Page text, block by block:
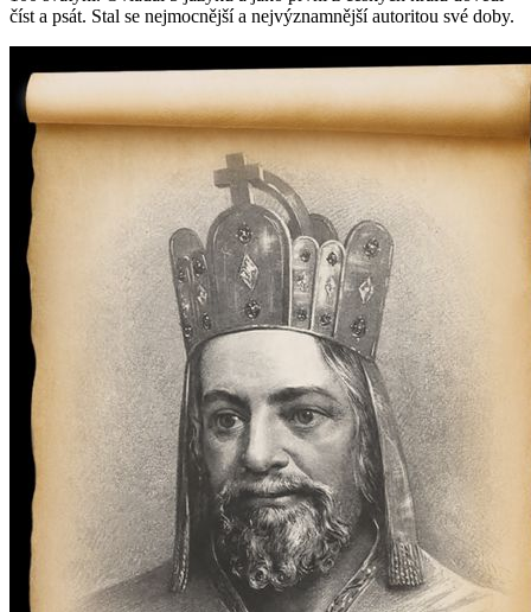
číst a psát. Stal se nejmocnější a nejvýznamnější autoritou své doby.